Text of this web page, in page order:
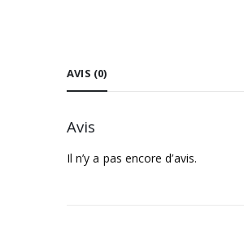
AVIS (0)
Avis
Il n’y a pas encore d’avis.